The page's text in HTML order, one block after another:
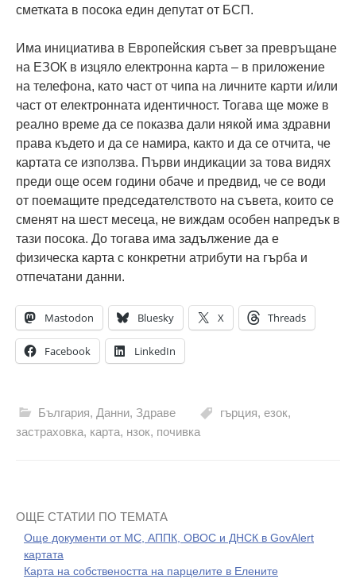
сметката в посока един депутат от БСП.
Има инициатива в Европейския съвет за превръщане
на ЕЗОК в изцяло електронна карта – в приложение
на телефона, като част от чипа на личните карти и/или
част от електронната идентичност. Тогава ще може в
реално време да се показва дали някой има здравни
права където и да се намира, както и да се отчита, че
картата се използва. Първи индикации за това видях
преди още осем години обаче и предвид, че се води
от поемащите председателството на съвета, които се
сменят на шест месеца, не виждам особен напредък в
тази посока. До тогава има задължение да е
физическа карта с конкретни атрибути на гърба и
отпечатани данни.
Mastodon Bluesky X Threads
Facebook LinkedIn
България, Данни, Здраве гърция, езок,
застраховка, карта, нзок, почивка
ОЩЕ СТАТИИ ПО ТЕМАТА
Още документи от МС, АППК, ОВОС и ДНСК в GovAlert
картата
Карта на собствеността на парцелите в Елените